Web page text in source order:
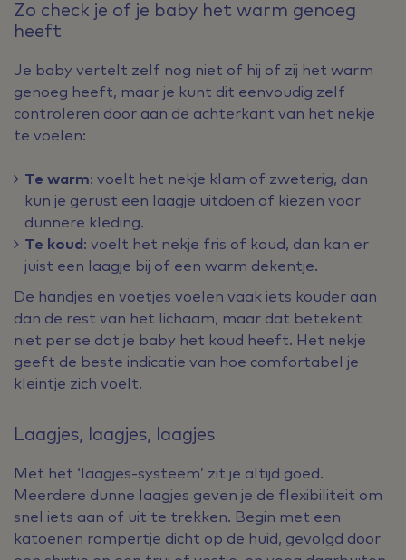
Zo check je of je baby het warm genoeg
heeft
Je baby vertelt zelf nog niet of hij of zij het warm
genoeg heeft, maar je kunt dit eenvoudig zelf
controleren door aan de achterkant van het nekje
te voelen:
Te warm: voelt het nekje klam of zweterig, dan
kun je gerust een laagje uitdoen of kiezen voor
dunnere kleding.
Te koud: voelt het nekje fris of koud, dan kan er
juist een laagje bij of een warm dekentje.
De handjes en voetjes voelen vaak iets kouder aan
dan de rest van het lichaam, maar dat betekent
niet per se dat je baby het koud heeft. Het nekje
geeft de beste indicatie van hoe comfortabel je
kleintje zich voelt.
Laagjes, laagjes, laagjes
Met het ‘laagjes-systeem’ zit je altijd goed.
Meerdere dunne laagjes geven je de flexibiliteit om
snel iets aan of uit te trekken. Begin met een
katoenen rompertje dicht op de huid, gevolgd door